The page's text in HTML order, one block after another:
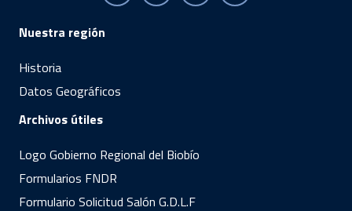
Nuestra región
Historia
Datos Geográficos
Archivos útiles
Logo Gobierno Regional del Biobío
Formularios FNDR
Formulario Solicitud Salón G.D.L.F